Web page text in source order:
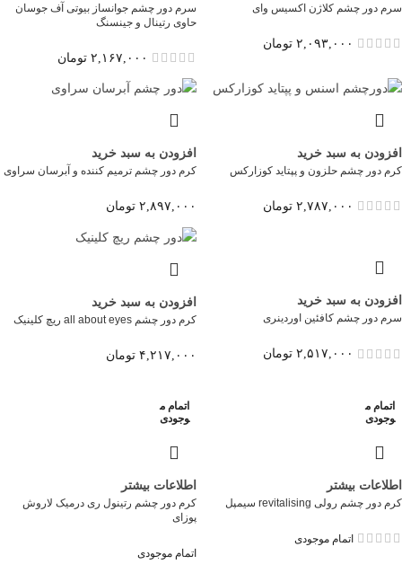
سرم دور چشم کلاژن اکسیس وای
۲,۰۹۳,۰۰۰ تومان
سرم دور چشم جوانساز بیوتی آف جوسان
حاوی رتینال و جینسنگ
۲,۱۶۷,۰۰۰ تومان
افزودن به سبد خرید
کرم دور چشم حلزون و پپتاید کوزارکس
۲,۷۸۷,۰۰۰ تومان
افزودن به سبد خرید
کرم دور چشم ترمیم کننده و آبرسان سراوی
۲,۸۹۷,۰۰۰ تومان
افزودن به سبد خرید
سرم دور چشم کافئین اوردینری
۲,۵۱۷,۰۰۰ تومان
افزودن به سبد خرید
کرم دور چشم all about eyes ریچ کلینیک
۴,۲۱۷,۰۰۰ تومان
اتمام م
وجودی
اطلاعات بیشتر
کرم دور چشم رولی revitalising سیمپل
اتمام موجودی
اتمام م
وجودی
اطلاعات بیشتر
کرم دور چشم رتینول ری درمیک لاروش
پوزای
اتمام موجودی